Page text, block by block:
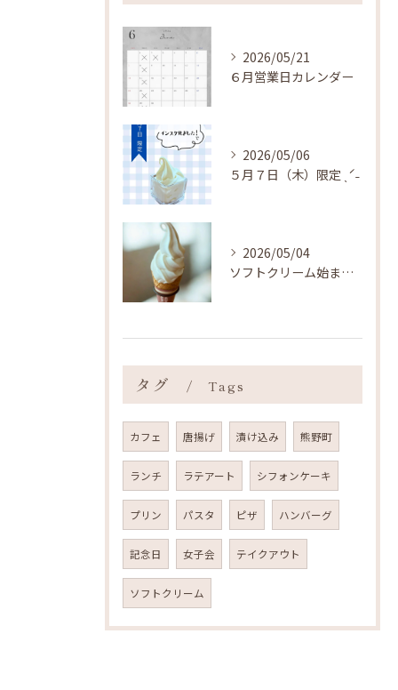
2026/05/21
６月営業日カレンダー
2026/05/06
５月７日（木）限定 ˎˊ˗
2026/05/04
ソフトクリーム始まりました ˎˊ˗
タグ Tags
カフェ 唐揚げ 漬け込み 熊野町
ランチ ラテアート シフォンケーキ
プリン パスタ ピザ ハンバーグ
記念日 女子会 テイクアウト
ソフトクリーム